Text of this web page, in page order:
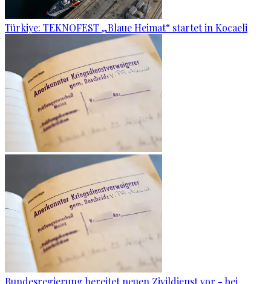
Türkiye: TEKNOFEST „Blaue Heimat“ startet in Kocaeli
Bundesregierung bereitet neuen Zivildienst vor - bei